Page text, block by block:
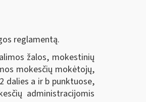
reglamentą.
žalos, mokestinių
mokesčių mokėtojų,
dalies a ir b punktuose,
administracijomis